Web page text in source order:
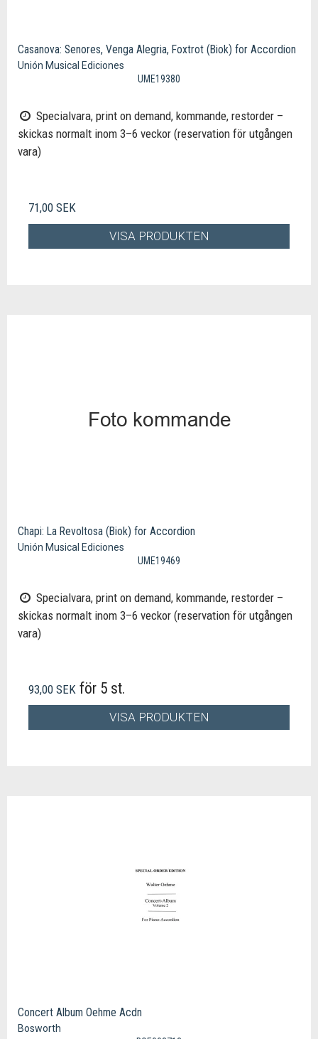
Casanova: Senores, Venga Alegria, Foxtrot (Biok) for Accordion
Unión Musical Ediciones
UME19380
Specialvara, print on demand, kommande, restorder –
skickas normalt inom 3–6 veckor (reservation för utgången
vara)
71,00 SEK
VISA PRODUKTEN
Chapi: La Revoltosa (Biok) for Accordion
Unión Musical Ediciones
UME19469
Specialvara, print on demand, kommande, restorder –
skickas normalt inom 3–6 veckor (reservation för utgången
vara)
93,00 SEK för 5 st.
VISA PRODUKTEN
Concert Album Oehme Acdn
Bosworth